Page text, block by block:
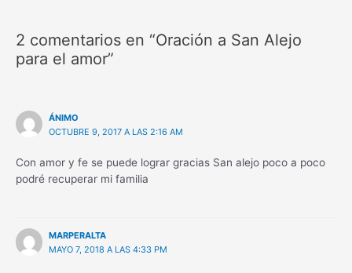
2 comentarios en “Oración a San Alejo
para el amor”
ÁNIMO
OCTUBRE 9, 2017 A LAS 2:16 AM
Con amor y fe se puede lograr gracias San alejo poco a poco
podré recuperar mi familia
MARPERALTA
MAYO 7, 2018 A LAS 4:33 PM